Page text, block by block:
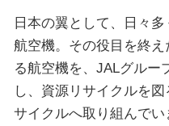
日本の翼として、日々
航空機。その役目を終
る航空機を、JALグルー
し、資源リサイクルを
サイクルへ取り組んで